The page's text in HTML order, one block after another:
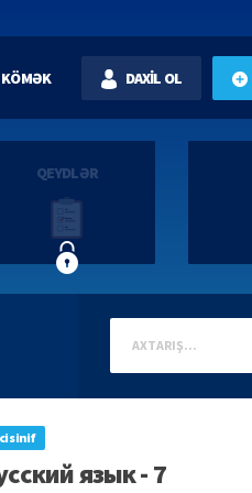
KÖMƏK DAXİL OL
QEYDLƏR
sinif
язык - 7